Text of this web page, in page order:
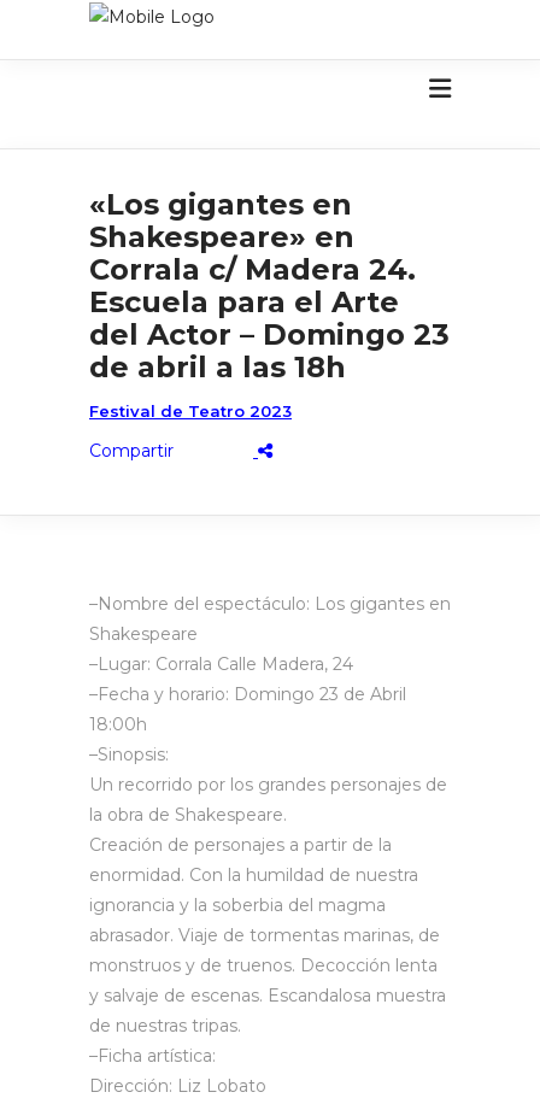
«Los gigantes en
Shakespeare» en
Corrala c/ Madera 24.
Escuela para el Arte
del Actor – Domingo 23
de abril a las 18h
Festival de Teatro 2023
–Nombre del espectáculo: Los gigantes en
Shakespeare
–Lugar: Corrala Calle Madera, 24
–Fecha y horario: Domingo 23 de Abril
18:00h
–Sinopsis:
Un recorrido por los grandes personajes de
la obra de Shakespeare.
Creación de personajes a partir de la
enormidad. Con la humildad de nuestra
ignorancia y la soberbia del magma
abrasador. Viaje de tormentas marinas, de
monstruos y de truenos. Decocción lenta
y salvaje de escenas. Escandalosa muestra
de nuestras tripas.
–Ficha artística:
Dirección: Liz Lobato